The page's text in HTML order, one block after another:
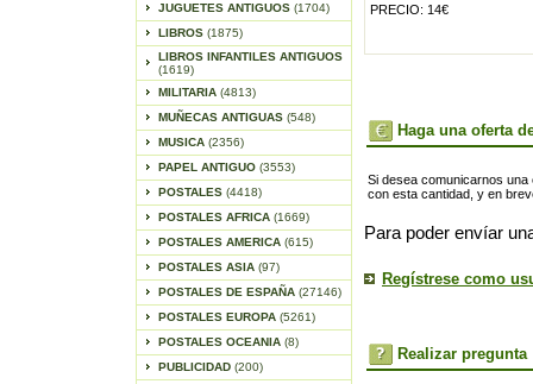
JUGUETES ANTIGUOS (1704)
LIBROS (1875)
LIBROS INFANTILES ANTIGUOS
(1619)
MILITARIA (4813)
MUÑECAS ANTIGUAS (548)
MUSICA (2356)
PAPEL ANTIGUO (3553)
POSTALES (4418)
POSTALES AFRICA (1669)
POSTALES AMERICA (615)
POSTALES ASIA (97)
POSTALES DE ESPAÑA (27146)
POSTALES EUROPA (5261)
POSTALES OCEANIA (8)
PUBLICIDAD (200)
PRECIO: 14€
Haga una oferta
Si desea comunicarnos
con esta cantidad, y en
Para poder envíar
Regístrese como
Realizar pregunta